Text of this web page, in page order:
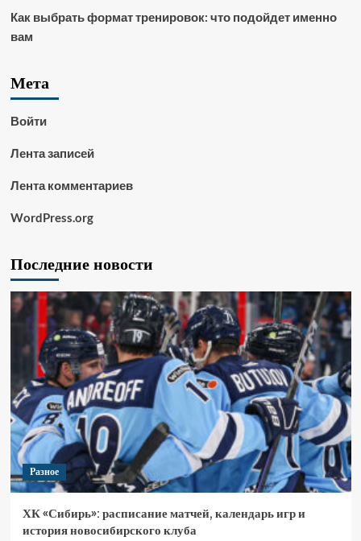
Как выбрать формат тренировок: что подойдет именно
вам
Мета
Войти
Лента записей
Лента комментариев
WordPress.org
Последние новости
Разное
ХК «Сибирь»: расписание матчей, календарь игр и
история новосибирского клуба